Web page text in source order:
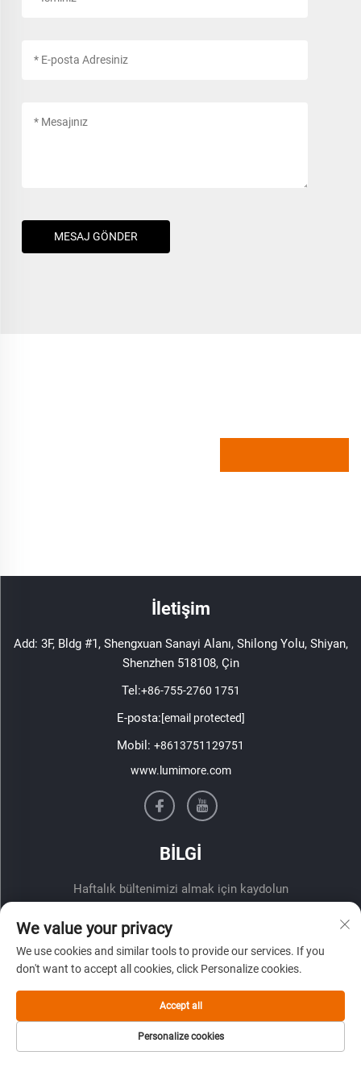
MESAJ GÖNDER
İletişim
Add: 3F, Bldg #1, Shengxuan Sanayi Alanı, Shilong Yolu, Shiyan,
Shenzhen 518108, Çin
Tel:+86-755-2760 1751
E-posta:[email protected]
Mobil: +8613751129751
www.lumimore.com
BİLGİ
Haftalık bültenimizi almak için kaydolun
Gönder
We value your privacy
We use cookies and similar tools to provide our services. If you
don't want to accept all cookies, click Personalize cookies.
Personalize cookies
Accept all